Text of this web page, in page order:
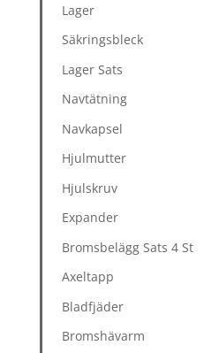
Lager
Säkringsbleck
Lager Sats
Navtätning
Navkapsel
Hjulmutter
Hjulskruv
Expander
Bromsbelägg Sats 4 St
Axeltapp
Bladfjäder
Bromshävarm